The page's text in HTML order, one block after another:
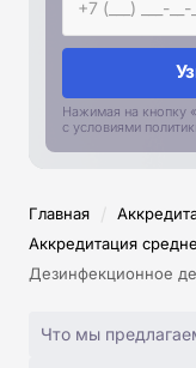
Нажимая на кнопку
с условиями
Главная /
Аккредитация
Дезинфекционное
Что мы